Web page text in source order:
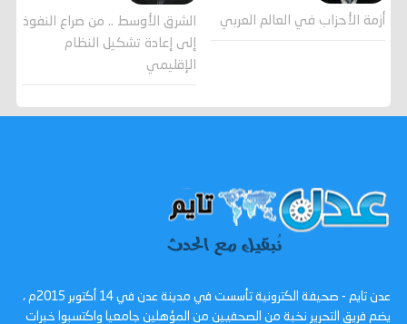
أزمة الأحزاب في العالم العربي
الشرق الأوسط .. من صراع النفوذ
إلى إعادة تشكيل النظام
الإقليمي
عدن تايم - صحيفة الكترونية تأسست في مدينة عدن في 14 أكتوبر 2015م ،
يضم فريق التحرير نخبة من الصحفيين من المؤهلين جامعيا واكتسبوا خبرات